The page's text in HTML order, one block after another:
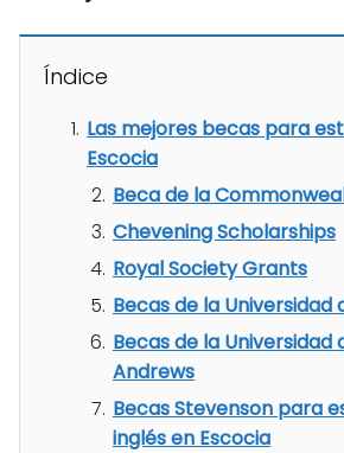
Índice
Las mejores becas para
Escocia
Beca de la
Chevening Scholarships
Royal Society Grants
Becas de la Universidad
Becas de la Universidad
Andrews
Becas Stevenson para
inglés en Escocia